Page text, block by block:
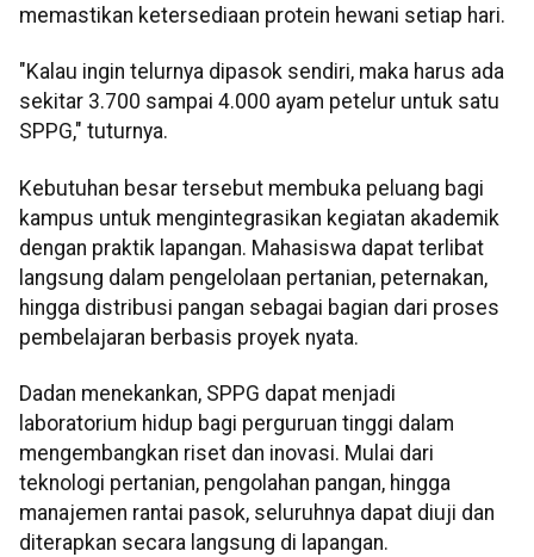
memastikan ketersediaan protein hewani setiap hari.
"Kalau ingin telurnya dipasok sendiri, maka harus ada
sekitar 3.700 sampai 4.000 ayam petelur untuk satu
SPPG," tuturnya.
Kebutuhan besar tersebut membuka peluang bagi
kampus untuk mengintegrasikan kegiatan akademik
dengan praktik lapangan. Mahasiswa dapat terlibat
langsung dalam pengelolaan pertanian, peternakan,
hingga distribusi pangan sebagai bagian dari proses
pembelajaran berbasis proyek nyata.
Dadan menekankan, SPPG dapat menjadi
laboratorium hidup bagi perguruan tinggi dalam
mengembangkan riset dan inovasi. Mulai dari
teknologi pertanian, pengolahan pangan, hingga
manajemen rantai pasok, seluruhnya dapat diuji dan
diterapkan secara langsung di lapangan.